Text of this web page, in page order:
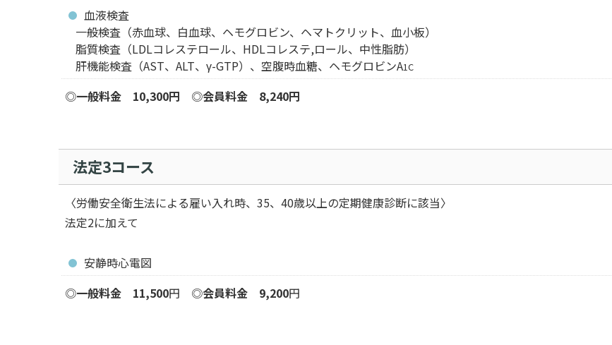
血液検査
一般検査（赤血球、白血球、ヘモグロビン、ヘマトクリット、血小板）
脂質検査（LDLコレステロール、HDLコレステ,ロール、中性脂肪）
肝機能検査（AST、ALT、γ-GTP）、空腹時血糖、ヘモグロビンA1C
◎一般料金 10,300円 ◎会員料金 8,240円
法定3コース
〈労働安全衛生法による雇い入れ時、35、40歳以上の定期健康診断に該当〉
法定2に加えて
安静時心電図
◎一般料金 11,500円 ◎会員料金 9,200円